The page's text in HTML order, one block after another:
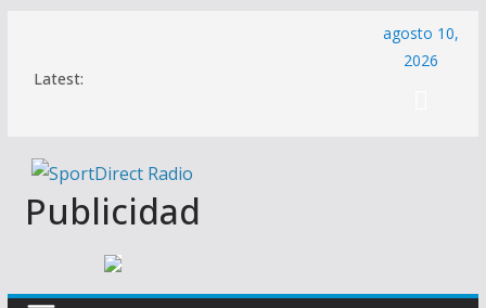
contenido
Latest:
agosto 10,
2026
Publicidad